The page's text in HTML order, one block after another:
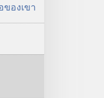
อง​เขา